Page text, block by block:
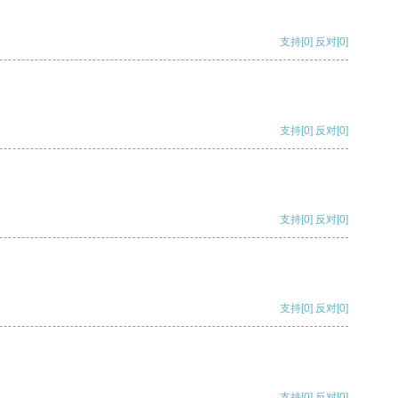
支持[0] 反对[0]
支持[0] 反对[0]
支持[0] 反对[0]
支持[0] 反对[0]